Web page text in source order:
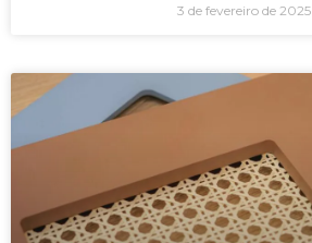
3 de fevereiro de 2025